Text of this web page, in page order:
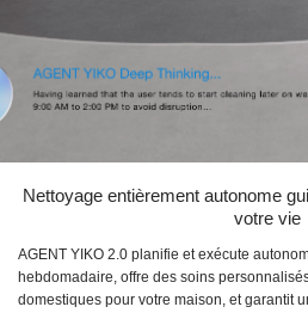
Nettoyage entièrement autonome
votre vie
AGENT YIKO 2.0 planifie et exécute
hebdomadaire, offre des soins
domestiques pour votre maison, et garantit